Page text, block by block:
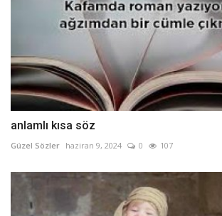
anlamlı kısa söz
Güzel Sözler haziran 9, 2024 0 107